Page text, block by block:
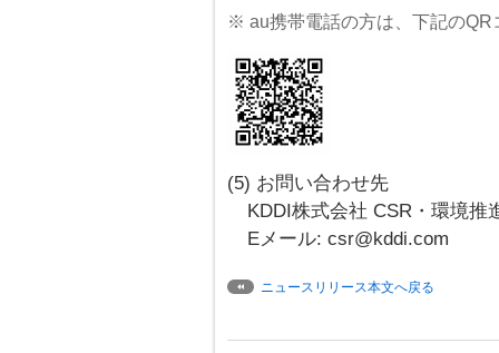
※ au携帯電話の方は、下記のQR
(5) お問い合わせ先
KDDI株式会社 CSR・環境推
Eメール: csr@kddi.com
ニュースリリース本文へ戻る